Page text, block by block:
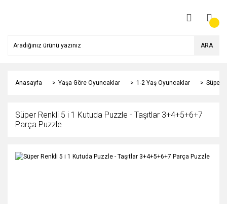
ARA
Anasayfa Yaşa Göre Oyuncaklar 1-2 Yaş Oyuncaklar Süper
Süper Renkli 5 i 1 Kutuda Puzzle - Taşıtlar 3+4+5+6+7
Parça Puzzle